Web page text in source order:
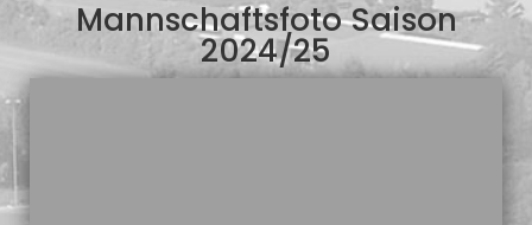
Mannschaftsfoto Saison
2024/25